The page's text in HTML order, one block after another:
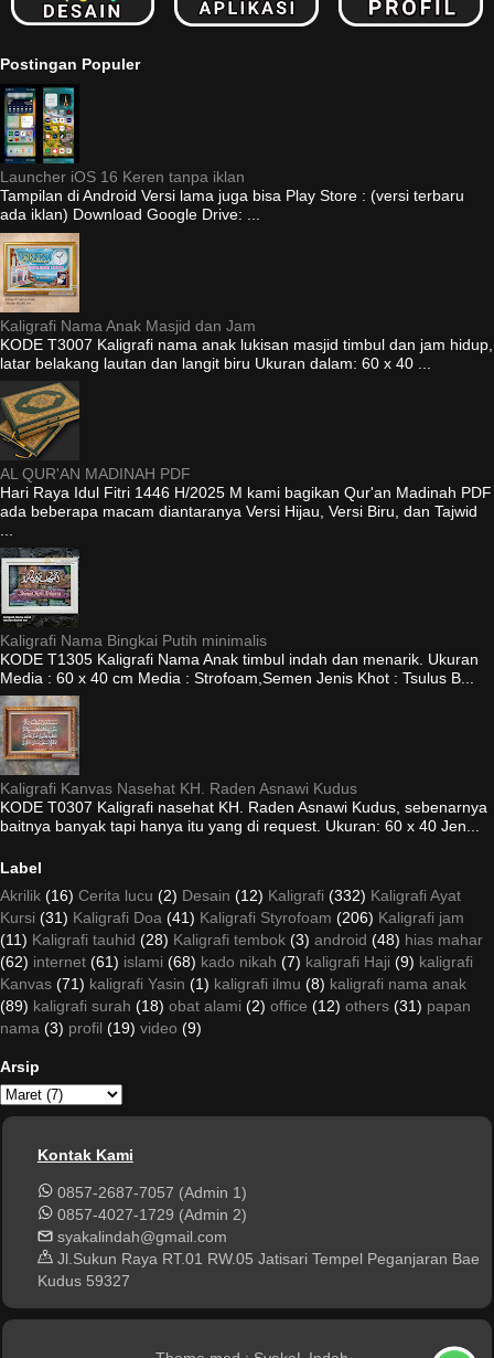
Postingan Populer
Launcher iOS 16 Keren tanpa iklan
Tampilan di Android Versi lama juga bisa Play Store : (versi terbaru
ada iklan) Download Google Drive: ...
Kaligrafi Nama Anak Masjid dan Jam
KODE T3007 Kaligrafi nama anak lukisan masjid timbul dan jam hidup,
latar belakang lautan dan langit biru Ukuran dalam: 60 x 40 ...
AL QUR'AN MADINAH PDF
Hari Raya Idul Fitri 1446 H/2025 M kami bagikan Qur'an Madinah PDF
ada beberapa macam diantaranya Versi Hijau, Versi Biru, dan Tajwid
Kaligrafi Nama Bingkai Putih minimalis
KODE T1305 Kaligrafi Nama Anak timbul indah dan menarik. Ukuran
Media : 60 x 40 cm Media : Strofoam,Semen Jenis Khot : Tsulus B...
Kaligrafi Kanvas Nasehat KH. Raden Asnawi Kudus
KODE T0307 Kaligrafi nasehat KH. Raden Asnawi Kudus, sebenarnya
baitnya banyak tapi hanya itu yang di request. Ukuran: 60 x 40 Jen...
Label
Akrilik (16) Cerita lucu (2) Desain (12) Kaligrafi (332) Kaligrafi Ayat
Kursi (31) Kaligrafi Doa (41) Kaligrafi Styrofoam (206) Kaligrafi jam
(11) Kaligrafi tauhid (28) Kaligrafi tembok (3) android (48) hias mahar
(62) internet (61) islami (68) kado nikah (7) kaligrafi Haji (9) kaligrafi
Kanvas (71) kaligrafi Yasin (1) kaligrafi ilmu (8) kaligrafi nama anak
(89) kaligrafi surah (18) obat alami (2) office (12) others (31) papan
nama (3) profil (19) video (9)
Arsip
Kontak Kami
0857-2687-7057 (Admin 1)
0857-4027-1729 (Admin 2)
syakalindah@gmail.com
Jl.Sukun Raya RT.01 RW.05 Jatisari Tempel Peganjaran Bae
Kudus 59327